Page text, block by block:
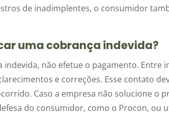
de inadimplentes, o consumidor
uma cobrança indevida?
indevida, não efetue o pagamento. Entre
e correções. Esse contato
Caso a empresa não solucione o
do consumidor, como o Procon, ou